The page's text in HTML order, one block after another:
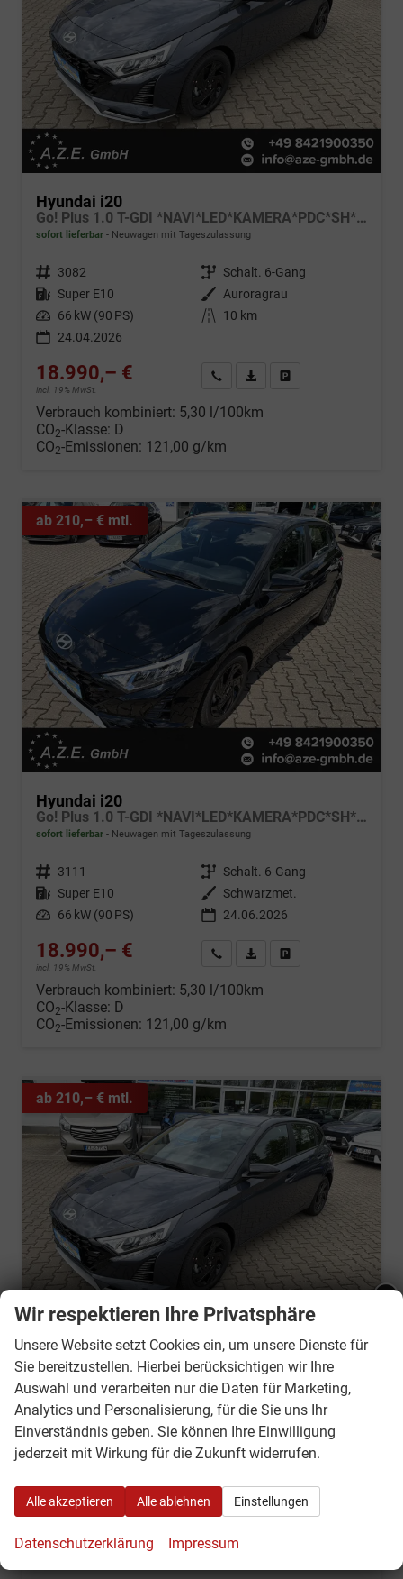
Hyundai i20
Go! Plus 1.0 T-GDI *NAVI*LED*KAMERA*PDC*SH*LHZ*2026!
sofort lieferbar Neuwagen mit Tageszulassung
Fahrzeugnr. 3082 Getriebe Schalt. 6-Gang
Kraftstoff Super E10 Außenfarbe Auroragrau
Leistung 66 kW (90 PS) Kilometerstand
10 km
24.04.2026
18.990,– €
incl. 19% MwSt.
Wir rufen Sie anFahrzeugexposé (PDF)
Verbrauch kombiniert: 5,30 l/100km
CO2-Klasse: D
CO2-Emissionen: 121,00 g/km
ab 210,– € mtl.
Hyundai i20
Go! Plus 1.0 T-GDI *NAVI*LED*KAMERA*PDC*SH*LHZ*2026!
sofort lieferbar Neuwagen mit Tageszulassung
Fahrzeugnr. 3111 Getriebe Schalt. 6-Gang
Kraftstoff Super E10 Außenfarbe Schwarzmet.
Leistung 66 kW (90 PS) 24.06.2026
18.990,– €
incl. 19% MwSt.
Wir rufen Sie anFahrzeugexposé (PDF)
Verbrauch kombiniert: 5,30 l/100km
CO2-Klasse: D
CO2-Emissionen: 121,00 g/km
ab 210,– € mtl.
Hyundai i20
sofort lieferbar Neuwagen mit Tageszulassung
Fahrzeugnr. 3112 Getriebe Schalt. 6-Gang
66 kW (90 PS)
10 km
24.06.2026
18.990,– € Wir rufen Sie an
Wir respektieren Ihre Privatsphäre
Unsere Website setzt Cookies ein, um unsere Dienste für
Sie bereitzustellen. Hierbei berücksichtigen wir Ihre
Auswahl und verarbeiten nur die Daten für Marketing,
Analytics und Personalisierung, für die Sie uns Ihr
Einverständnis geben. Sie können Ihre Einwilligung
jederzeit mit Wirkung für die Zukunft widerrufen.
Alle akzeptieren Alle ablehnen Einstellungen
Datenschutzerklärung Impressum
Ankündigung - Betriebsurlaub:
Liebe Kunden - Wir haben vom
10.08.2026 - 21.08. 2026
urlaubsbedingt geschlossen!
Ab dem 24.08.2026 sind wir wieder
wie gewohnt für Sie da.